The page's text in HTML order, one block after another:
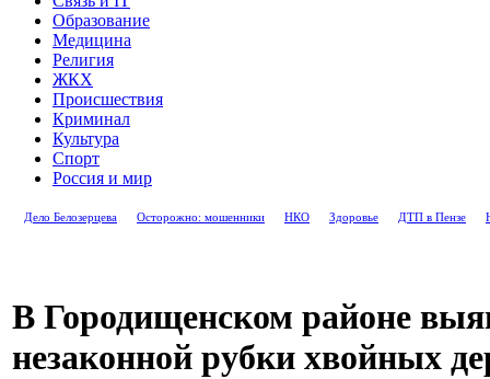
Образование
Медицина
Религия
ЖКХ
Происшествия
Криминал
Культура
Спорт
Россия и мир
Дело Белозерцева Осторожно: мошенники НКО Здоровье ДТП в Пензе
В Городищенском районе
незаконной рубки хвойных